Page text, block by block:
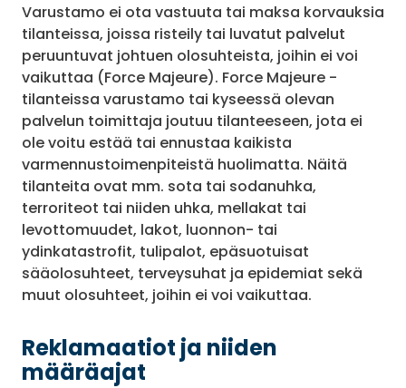
Varustamo ei ota vastuuta tai maksa korvauksia
tilanteissa, joissa risteily tai luvatut palvelut
peruuntuvat johtuen olosuhteista, joihin ei voi
vaikuttaa (Force Majeure). Force Majeure -
tilanteissa varustamo tai kyseessä olevan
palvelun toimittaja joutuu tilanteeseen, jota ei
ole voitu estää tai ennustaa kaikista
varmennustoimenpiteistä huolimatta. Näitä
tilanteita ovat mm. sota tai sodanuhka,
terroriteot tai niiden uhka, mellakat tai
levottomuudet, lakot, luonnon- tai
ydinkatastrofit, tulipalot, epäsuotuisat
sääolosuhteet, terveysuhat ja epidemiat sekä
muut olosuhteet, joihin ei voi vaikuttaa.
Reklamaatiot ja niiden
määräajat